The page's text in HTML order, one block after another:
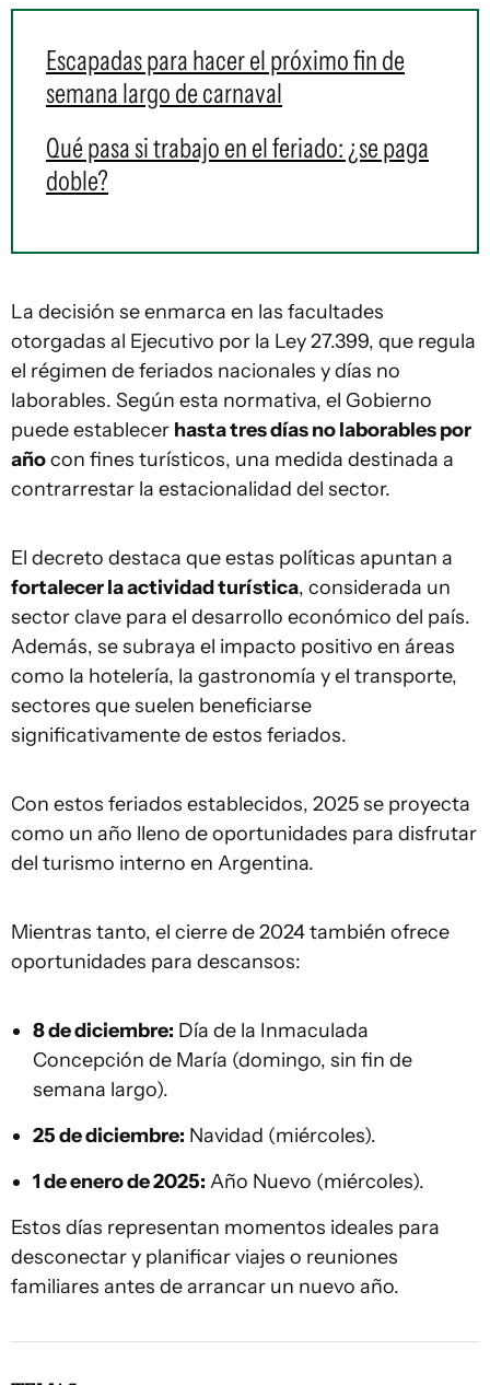
Escapadas para hacer el próximo fin de
semana largo de carnaval
Qué pasa si trabajo en el feriado: ¿se paga
doble?
La decisión se enmarca en las facultades
otorgadas al Ejecutivo por la Ley 27.399, que regula
el régimen de feriados nacionales y días no
laborables. Según esta normativa, el Gobierno
puede establecer hasta tres días no laborables por
añocon fines turísticos, una medida destinada a
contrarrestar la estacionalidad del sector.
El decreto destaca que estas políticas apuntan a
fortalecer la actividad turística, considerada un
sector clave para el desarrollo económico del país.
Además, se subraya el impacto positivo en áreas
como la hotelería, la gastronomía y el transporte,
sectores que suelen beneficiarse
significativamente de estos feriados.
Con estos feriados establecidos, 2025 se proyecta
como un año lleno de oportunidades para disfrutar
del turismo interno en Argentina.
Mientras tanto, el cierre de 2024 también ofrece
oportunidades para descansos:
8 de diciembre: Día de la Inmaculada
Concepción de María (domingo, sin fin de
semana largo).
25 de diciembre: Navidad (miércoles).
1 de enero de 2025: Año Nuevo (miércoles).
Estos días representan momentos ideales para
desconectar y planificar viajes o reuniones
familiares antes de arrancar un nuevo año.